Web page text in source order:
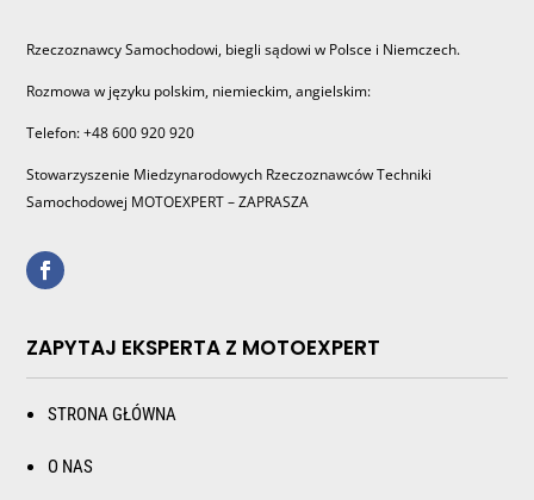
Rzeczoznawcy Samochodowi, biegli sądowi w Polsce i Niemczech.
Rozmowa w języku polskim, niemieckim, angielskim:
Telefon: +48 600 920 920
Stowarzyszenie Miedzynarodowych Rzeczoznawców Techniki
Samochodowej MOTOEXPERT – ZAPRASZA
ZAPYTAJ EKSPERTA Z MOTOEXPERT
STRONA GŁÓWNA
O NAS